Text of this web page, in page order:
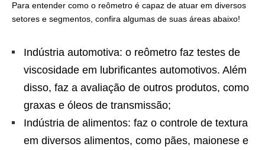
Para entender como o reômetro é capaz de atuar em diversos
setores e segmentos, confira algumas de suas áreas abaixo!
Indústria automotiva: o reômetro faz testes de
viscosidade em lubrificantes automotivos. Além
disso, faz a avaliação de outros produtos, como
graxas e óleos de transmissão;
Indústria de alimentos: faz o controle de textura
em diversos alimentos, como pães, maionese e